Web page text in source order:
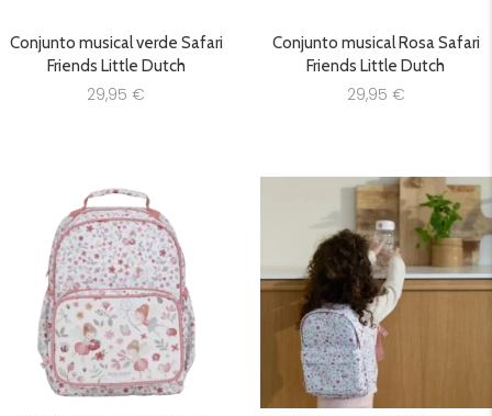
Conjunto musical verde Safari
Friends Little Dutch
29,95 €
Conjunto musical Rosa Safari
Friends Little Dutch
29,95 €